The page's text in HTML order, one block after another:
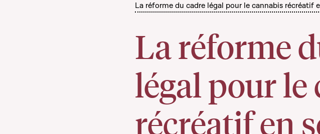
La réforme du cadre légal pour le cannabis récréatif
La réforme
légal pour le
récréatif en